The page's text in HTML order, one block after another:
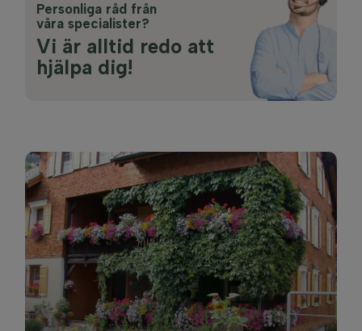
Personliga råd från
våra specialister?
Vi är alltid redo att
hjälpa dig!